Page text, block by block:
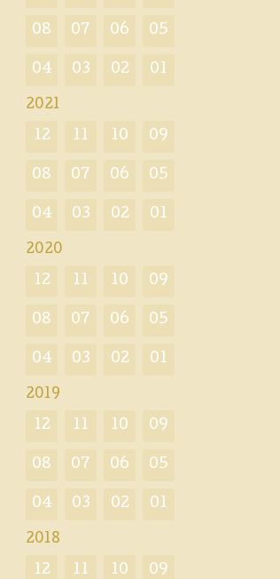
08 07 06 05
04 03 02 01
2021
12 11 10 09
08 07 06 05
04 03 02 01
2020
12 11 10 09
08 07 06 05
04 03 02 01
2019
12 11 10 09
08 07 06 05
04 03 02 01
2018
12 11 10 09